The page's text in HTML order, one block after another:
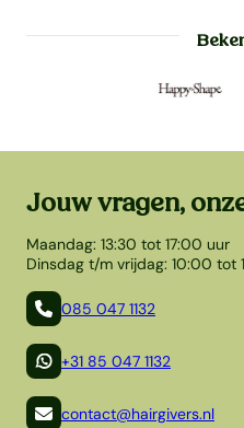
Jouw vragen,
Maandag: 13:30 tot 17:00 uur
Dinsdag t/m vrijdag: 10:00 tot
085 047 1132
+31 85 047 1132
contact@hairgivers.nl